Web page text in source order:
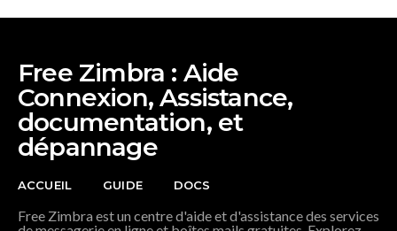
Free Zimbra : Aide
Connexion, Assistance,
documentation, et
dépannage
ACCUEIL GUIDE DOCS
Free Zimbra est un centre d'aide et d'assistance des services